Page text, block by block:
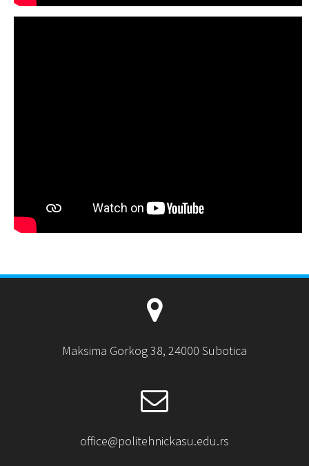
Maksima Gorkog 38, 24000 Subotica
office@politehnickasu.edu.rs